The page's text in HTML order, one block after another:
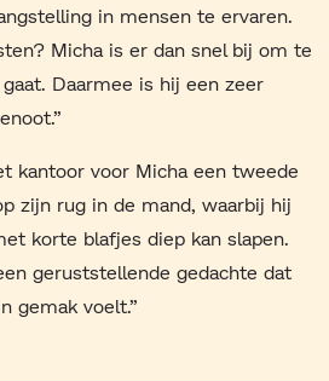
in mensen te ervaren.
Micha is er dan snel bij om te
Daarmee is hij een zeer
kantoor voor Micha een tweede
zijn rug in de mand, waarbij hij
korte blafjes diep kan slapen.
geruststellende gedachte dat
gemak voelt.”